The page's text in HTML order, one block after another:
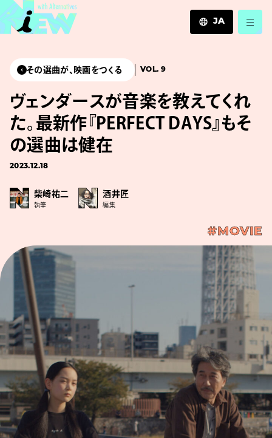
JA
その選曲が、映画をつくる VOL. 9
ヴェンダースが音楽を教えてくれ
た。最新作『PERFECT DAYS』もそ
の選曲は健在
2023.12.18
柴崎祐二
執筆
酒井匠
編集
#MOVIE